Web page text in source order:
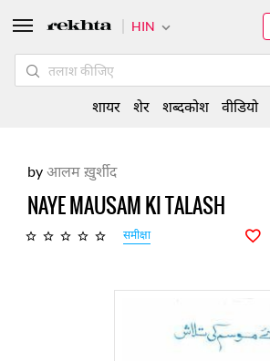
byआलम ख़ुर्शीद
NAYE MAUSAM KI TALASH
समीक्षा
HIN
शायर शेर शब्दकोश वीडियो